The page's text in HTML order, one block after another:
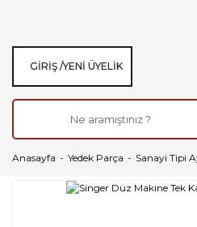
GIRIŞ /YENI ÜYELIK
Anasayfa Yedek Parça Sanayi Tipi